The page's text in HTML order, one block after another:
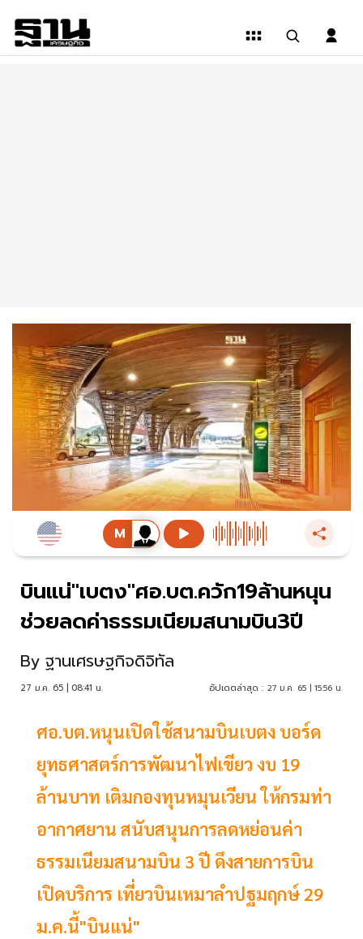
บินแน่"เบตง"ศอ.บต.ควัก19ล้านหนุน
ช่วยลดค่าธรรมเนียมสนามบิน3ปี
By ฐานเศรษฐกิจดิจิทัล
27 ม.ค. 65 | 08:41 น. อัปเดตล่าสุด : 27 ม.ค. 65 | 15:56 น.
ศอ.บต.หนุนเปิดใช้สนามบินเบตง บอร์ด
ยุทธศาสตร์การพัฒนาไฟเขียว งบ 19
ล้านบาท เติมกองทุนหมุนเวียน ให้กรมท่า
อากาศยาน สนับสนุนการลดหย่อนค่า
ธรรมเนียมสนามบิน 3 ปี ดึงสายการบิน
เปิดบริการ เที่ยวบินเหมาลำปฐมฤกษ์ 29
ม.ค.นี้"บินแน่"